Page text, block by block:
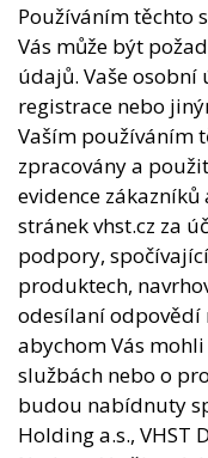
Používáním těchto
Vás může být
údajů. Vaše
registrace nebo
Vaším používáním
zpracovány a
evidence
stránek vhst.cz za
podpory,
produktech,
odesílaní odpovědí
abychom Vás
službách nebo o
budou nabídnuty
Holding a.s., VHST